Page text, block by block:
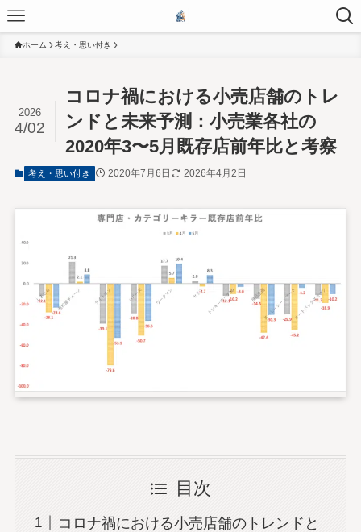
ホーム 考え・思い付き
コロナ禍における小売店舗のトレ
ンドと未来予測：小売業各社の
2020年3〜5月既存店前年比と考察
2026
4/02
考え・思い付き 2020年7月6日 2026年4月2日
目次
コロナ禍における小売店舗のトレンドと